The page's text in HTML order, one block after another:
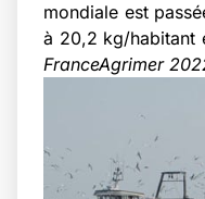
mondiale est
à 20,2 kg/habitant
FranceAgrimer